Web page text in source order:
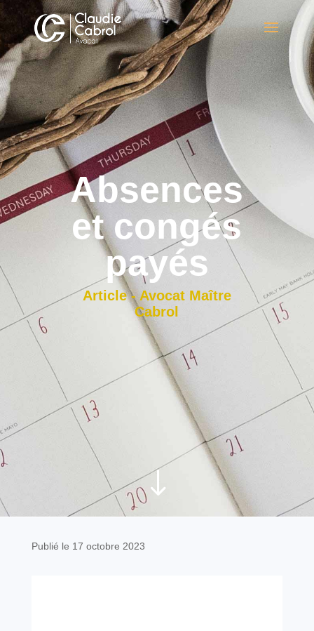
Absences
et congés
payés
Article - Avocat Maître
Cabrol
"
Publié le 17 octobre 2023